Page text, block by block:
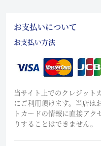
お支払いについて
お支払い方法
当サイト上でのクレジット
にご利用頂けます。当店は
トカードの情報に直接ア
りすることはできません。